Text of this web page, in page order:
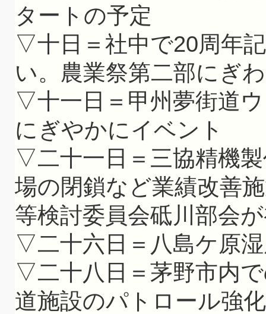
タートの予定
▽十日＝社中で20周年
い。農業祭第二部にぎ
▽十一日＝甲州夢街道
にぎやかにイベント
▽二十一日＝三協精機
場の閉鎖など業績改善
等検討委員会砥川部会
▽二十六日＝八島ケ原
▽二十八日＝茅野市内
道施設のパトロール強化